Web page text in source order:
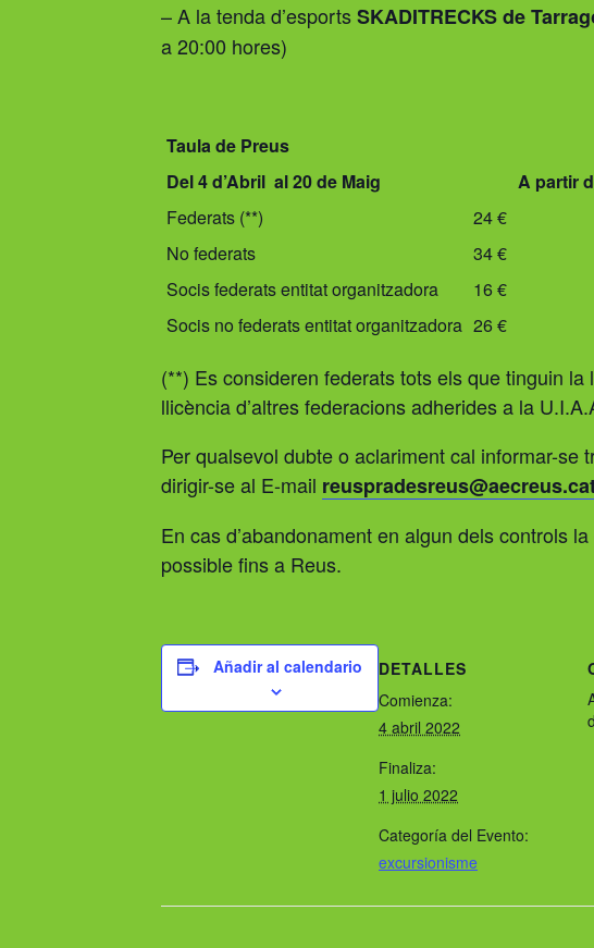
– A la tenda d’esportsSKADITRECKS de
a 20:00 hores)
Taula de Preus
Del 4 d’Abril al 20 de Maig
A partir
Federats (**)
24 €
No federats
34 €
Socis federats entitat organitzadora
16 €
Socis no federats entitat organitzadora 26 €
(**) Es consideren federats tots els que tinguin
llicència d’altres federacions adherides a la
Per qualsevol dubte o aclariment cal informar-
dirigir-se al E-mail
En cas d’abandonament en algun dels controls
possible fins a Reus.
Añadir al calendario
DETALLES
Comienza:
4 abril 2022
Finaliza:
1 julio 2022
Categoría del Evento:
excursionisme